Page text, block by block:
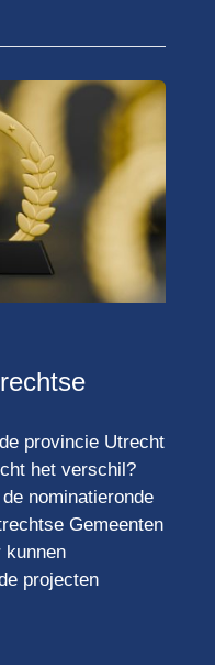
provincie Utrecht
het verschil?
nominatieronde
Gemeenten
kunnen
projecten